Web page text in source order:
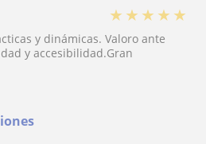
★ ★ ★ ★ ★
y dinámicas. Valoro ante
y accesibilidad.Gran